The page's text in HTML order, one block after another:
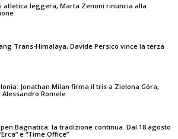
atletica leggera, Marta Zenoni rinuncia alla
Trans-Himalaya, Davide Persico vince la terza
Jonathan Milan firma il tris a Zielona Góra,
Romele
Bagnatica: la tradizione continua. Dal 18 agosto
e “Time Office”